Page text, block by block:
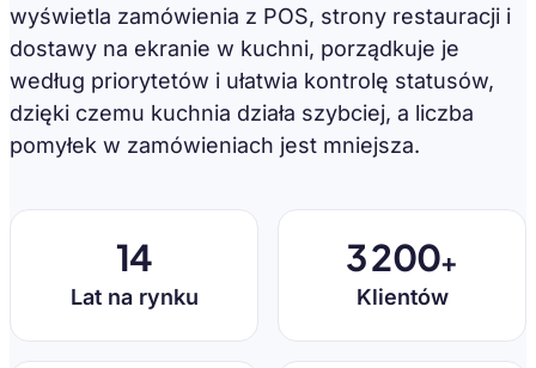
wyświetla zamówienia z POS, strony restauracji i
dostawy na ekranie w kuchni, porządkuje je
według priorytetów i ułatwia kontrolę statusów,
dzięki czemu kuchnia działa szybciej, a liczba
pomyłek w zamówieniach jest mniejsza.
14
Lat na rynku
3 200+
Klientów